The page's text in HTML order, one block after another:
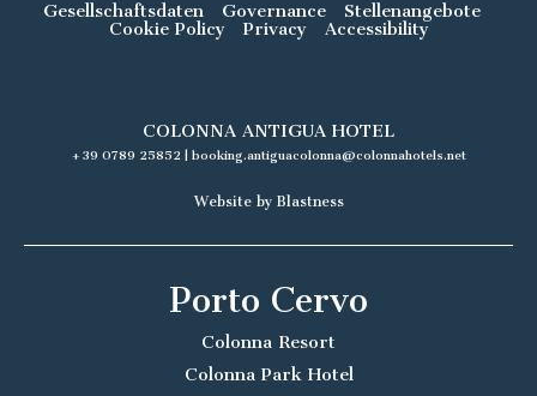
Gesellschaftsdaten Governance
Stellenangebote
Cookie Policy
Privacy Accessibility
COLONNA ANTIGUA HOTEL
+39 0789 25852 | booking.antiguacolonna@colonnahotels.net
Website by Blastness
Porto Cervo
Colonna Resort
Colonna Park Hotel